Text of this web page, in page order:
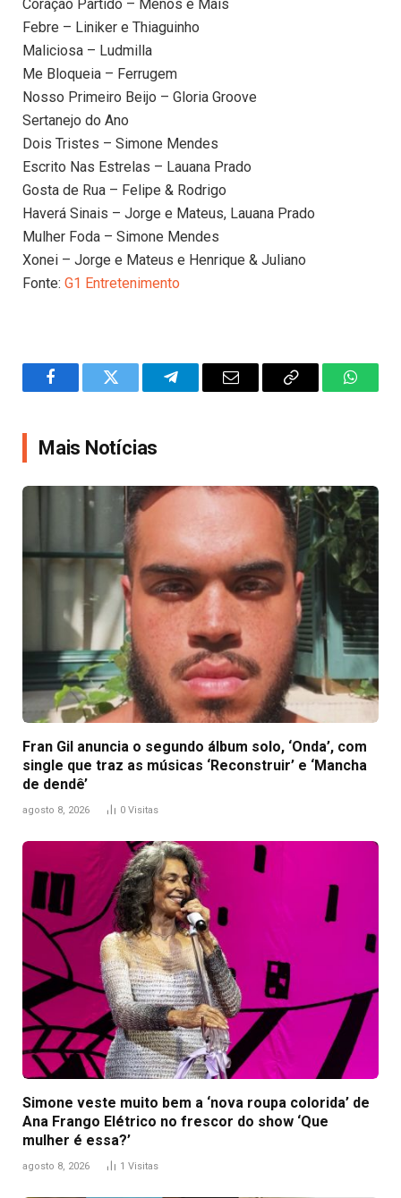
Coração Partido – Menos é Mais
Febre – Liniker e Thiaguinho
Maliciosa – Ludmilla
Me Bloqueia – Ferrugem
Nosso Primeiro Beijo – Gloria Groove
Sertanejo do Ano
Dois Tristes – Simone Mendes
Escrito Nas Estrelas – Lauana Prado
Gosta de Rua – Felipe & Rodrigo
Haverá Sinais – Jorge e Mateus, Lauana Prado
Mulher Foda – Simone Mendes
Xonei – Jorge e Mateus e Henrique & Juliano
Fonte: G1 Entretenimento
FacebookTwitter TelegramEmail
Copy
Mais Notícias
Fran Gil anuncia o segundo álbum solo, ‘Onda’, com
single que traz as músicas ‘Reconstruir’ e ‘Mancha
de dendê’
agosto 8, 2026 0 Visitas
Simone veste muito bem a ‘nova roupa colorida’ de
Ana Frango Elétrico no frescor do show ‘Que
mulher é essa?’
agosto 8, 2026 1 Visitas